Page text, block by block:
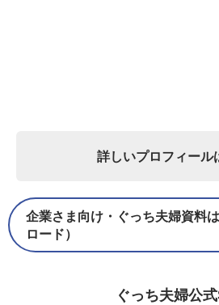
詳しいプロフィール
企業さま向け・ぐっち夫婦資料
ロード）
ぐっち夫婦公